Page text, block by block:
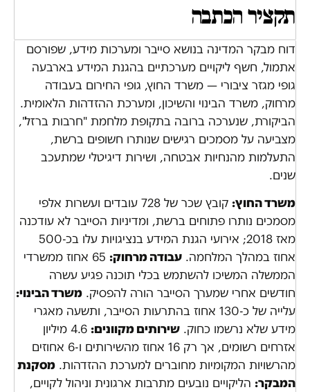
תקציר הכתבה
דוח מבקר המדינה בנושא סייבר ומערכות מידע, שפורסם
אתמול, חשף ליקויים מערכתיים בהגנת המידע בארבעה
גופי מגזר ציבורי — משרד החוץ, גופי החירום בעבודה
מרחוק, משרד הבינוי והשיכון, ומערכת ההזדהות הלאומית.
הביקורת, שנערכה ברובה בתקופת מלחמת "חרבות ברזל",
מצביעה על מסמכים רגישים שנותרו חשופים ברשת,
התעלמות מהנחיות אבטחה, ושירות דיגיטלי שמתעכב
שנים.
משרד החוץ:
קובץ שכר של 728 עובדים ועשרות אלפי
מסמכים נותרו פתוחים ברשת, ומדיניות הסייבר לא עודכנה
מאז 2018; אירועי הגנת המידע בנציגויות עלו בכ-500
אחוז במהלך המלחמה. עבודה מרחוק:
65 אחוז ממשרדי
הממשלה המשיכו להשתמש בכלי תוכנה פגיע עשרה
חודשים אחרי שמערך הסייבר הורה להפסיק. משרד הבינוי:
עלייה של כ-130 אחוז בהתרעות הסייבר, ותשעה מאגרי
מידע שלא נרשמו כחוק. שירותים מקוונים:
4.6 מיליון
אזרחים רשומים, אך רק 16 אחוז מהשירותים ו-6 אחוזים
מהרשויות המקומיות מחוברים למערכת ההזדהות. מסקנת
המבקר: הליקויים נובעים מתרבות ארגונית וניהול לקויים,